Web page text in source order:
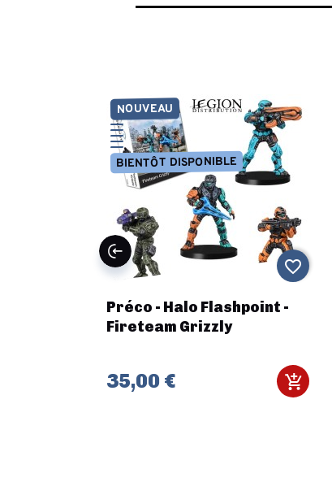
Préco - Halo Flashpoint -
Fireteam Grizzly
35,00 €
NOUVEAU
BIENTÔT DISPONIBLE
favorite_border